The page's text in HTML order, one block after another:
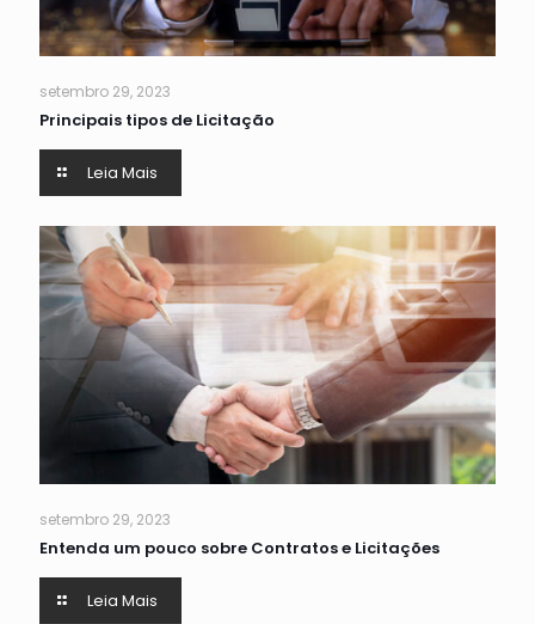
setembro 29, 2023
Principais tipos de Licitação
Leia Mais
setembro 29, 2023
Entenda um pouco sobre Contratos e Licitações
Leia Mais